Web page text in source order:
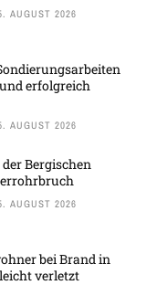
AUGUST 2026
erfolgreich
AUGUST 2026
Bergischen
AUGUST 2026
bei Brand in
verletzt